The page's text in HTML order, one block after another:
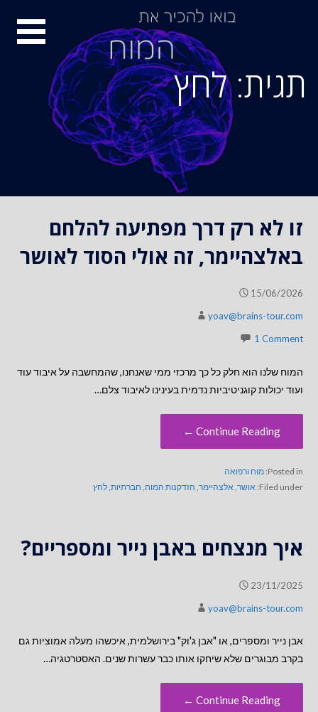
תגית: לחץ
זו לא רק דרך מפתיעה להלחם
באלצהיימר, זה אולי הסוד לאושר
15/06/2026
yoav@brains-tour.com
1 Comment
המוח שלנו הוא חלק כל כך מרכזי ממי שאנחנו, שהמחשבה על איבוד עוד
ועוד יכולות קוגניטיביות נדמית בעינינו לאיבוד צלם…
Continue Reading ←
Posted in: מוח ורפואה
Filed under: אושר, אלצהיימר, הזדקנות המוח, חברתיות,לחץ
איך מנצחים באבן נייר ומספריים?
23/11/2025
yoav@brains-tour.com
אבן נייר ומספרים, או "אבן ג'וק" בירושלמית, איכשהו מעלה אמוציות גם
בקרב מבוגרים שלא שיחקו אותו כבר עשרות שנים. האסטרטגיה…
Continue Reading ←